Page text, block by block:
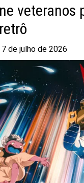
7 de julho de 2026